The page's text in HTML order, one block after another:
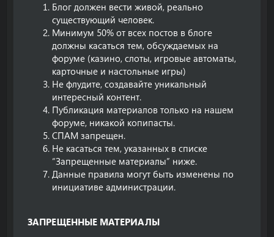
Блог должен вести живой, реально
существующий человек.
Минимум 50% от всех постов в блоге
должны касаться тем, обсуждаемых на
форуме (казино, слоты, игровые автоматы,
карточные и настольные игры)
Не флудите, создавайте уникальный
интересный контент.
Публикация материалов только на нашем
форуме, никакой копипасты.
СПАМ запрещен.
Не касаться тем, указанных в списке
“Запрещенные материалы” ниже.
Данные правила могут быть изменены по
инициативе администрации.
ЗАПРЕЩЕННЫЕ МАТЕРИАЛЫ